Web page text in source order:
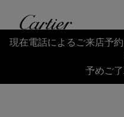
Cartier
Return to Nav
現在電話によるご来店予
予めご了